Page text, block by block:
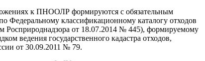
к ПНООЛР формируются с обязательным
Федеральному классификационному каталогу отходов
от 18.07.2014 № 445), формируемому
ведения государственного кадастра отходов,
от 30.09.2011 № 79.